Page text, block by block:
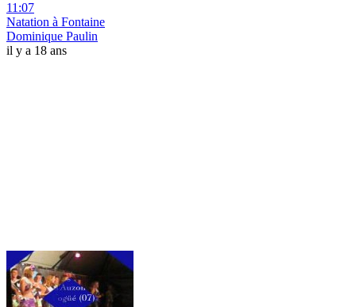
11:07
Natation à Fontaine
Dominique Paulin
il y a 18 ans